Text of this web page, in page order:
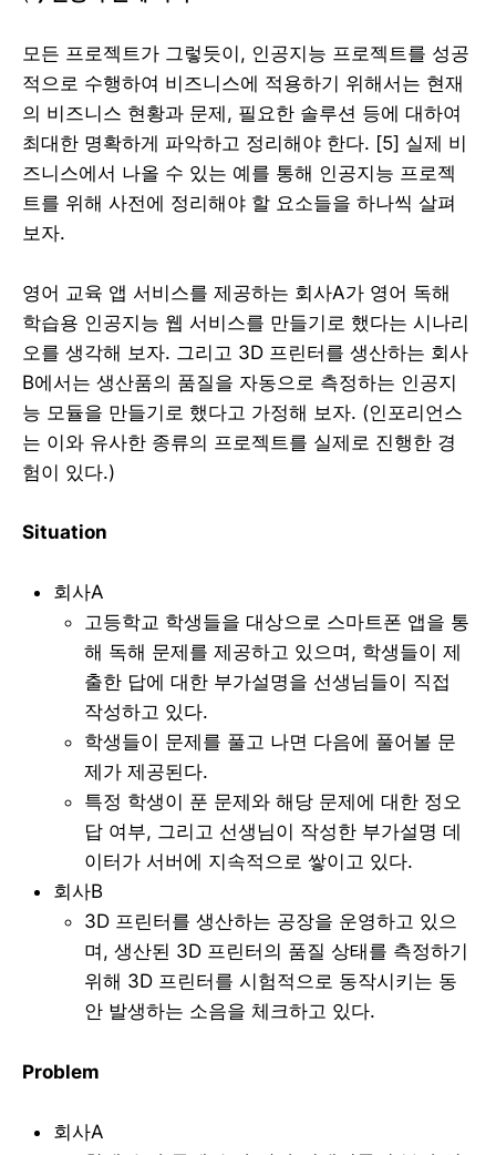
모든 프로젝트가 그렇듯이, 인공지능 프로젝트를 성공
적으로 수행하여 비즈니스에 적용하기 위해서는 현재
의 비즈니스 현황과 문제, 필요한 솔루션 등에 대하여
최대한 명확하게 파악하고 정리해야 한다. [5] 실제 비
즈니스에서 나올 수 있는 예를 통해 인공지능 프로젝
트를 위해 사전에 정리해야 할 요소들을 하나씩 살펴
보자.
영어 교육 앱 서비스를 제공하는 회사A가 영어 독해
학습용 인공지능 웹 서비스를 만들기로 했다는 시나리
오를 생각해 보자. 그리고 3D 프린터를 생산하는 회사
B에서는 생산품의 품질을 자동으로 측정하는 인공지
능 모듈을 만들기로 했다고 가정해 보자. (인포리언스
는 이와 유사한 종류의 프로젝트를 실제로 진행한 경
험이 있다.)
Situation
회사A
고등학교 학생들을 대상으로 스마트폰 앱을 통
해 독해 문제를 제공하고 있으며, 학생들이 제
출한 답에 대한 부가설명을 선생님들이 직접
작성하고 있다.
학생들이 문제를 풀고 나면 다음에 풀어볼 문
제가 제공된다.
특정 학생이 푼 문제와 해당 문제에 대한 정오
답 여부, 그리고 선생님이 작성한 부가설명 데
이터가 서버에 지속적으로 쌓이고 있다.
회사B
3D 프린터를 생산하는 공장을 운영하고 있으
며, 생산된 3D 프린터의 품질 상태를 측정하기
위해 3D 프린터를 시험적으로 동작시키는 동
안 발생하는 소음을 체크하고 있다.
Problem
회사A